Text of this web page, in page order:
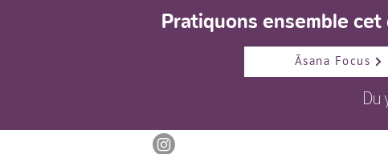
Pratiquons ensemble
Du
Āsana Focus